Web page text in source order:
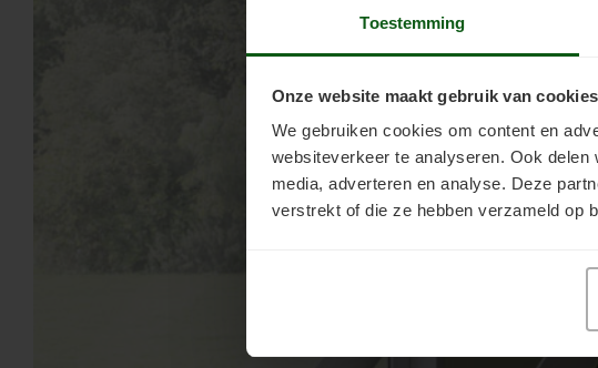
Toestemming
Onze website maakt gebruik van cookies
We gebruiken cookies om content en
websiteverkeer te analyseren. Ook
media, adverteren en analyse. Deze
verstrekt of die ze hebben verzameld op